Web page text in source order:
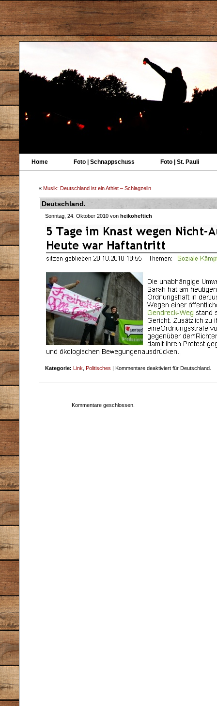
Home Foto | Schnappschuss Foto | St. Pauli
« Musik: Deutschland ist ein Athlet – Schlagzeiln
Deutschland.
Sonntag, 24. Oktober 2010 von heikoheftich
Kategorie: Link Politisches | Kommentare deaktiviert für Deutschland.
Kommentare geschlossen.